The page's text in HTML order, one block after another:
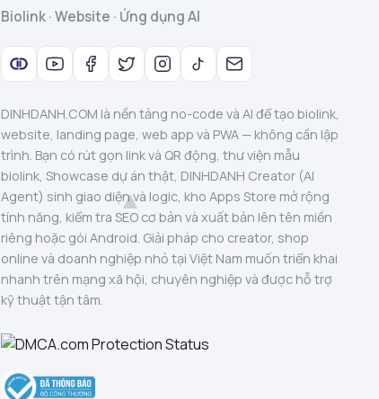
Biolink · Website · Ứng dụng AI
DINHDANH.COM là nền tảng no-code và AI để tạo biolink,
website, landing page, web app và PWA — không cần lập
trình. Bạn có rút gọn link và QR động, thư viện mẫu
biolink, Showcase dự án thật, DINHDANH Creator (AI
Agent) sinh giao diện và logic, kho Apps Store mở rộng
tính năng, kiểm tra SEO cơ bản và xuất bản lên tên miền
riêng hoặc gói Android. Giải pháp cho creator, shop
online và doanh nghiệp nhỏ tại Việt Nam muốn triển khai
nhanh trên mạng xã hội, chuyên nghiệp và được hỗ trợ
kỹ thuật tận tâm.